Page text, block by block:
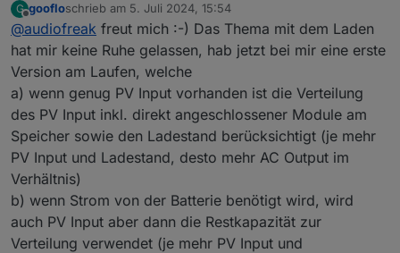
@audiofreakbeim Laden macht das Skript
keine Unterscheidung, alle Anpassungen für
Akkukapazität beziehen sich auf das
Damit ist der erste und dritte Bullet erklärt. Der
zweite Bullet ist seltsam, das funktioniert bei
mir gut und ich sehe in Deiner Konfiguration
auch keinen Fehler. Könntest Du da mal ein
paar Regelungen loggen und mir schicken?
Also diese Nacht und auch heute bei den Peaks hat
sich dein Skript fabelhaft verhalten, der Fehler wird
wirklich beim neuen Delta gelegen haben. Bin top
Happy
G
Offline
goofloschrieb am 5. Juli 2024, 15:54
zuletzt editiert von
@audiofreak freut mich :-) Das Thema mit dem Laden
hat mir keine Ruhe gelassen, hab jetzt bei mir eine erste
Version am Laufen, welche
a) wenn genug PV Input vorhanden ist die Verteilung
des PV Input inkl. direkt angeschlossener Module am
Speicher sowie den Ladestand berücksichtigt (je mehr
PV Input und Ladestand, desto mehr AC Output im
Verhältnis)
b) wenn Strom von der Batterie benötigt wird, wird
auch PV Input aber dann die Restkapazität zur
Verteilung verwendet (je mehr PV Input und